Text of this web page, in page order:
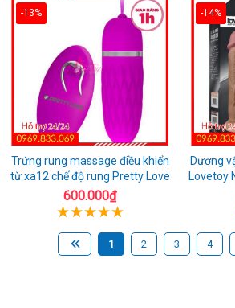
-13%
Trứng rung massage điều khiển
từ xa12 chế độ rung Pretty Love
600.000₫
-14%
Dương
Lovetoy
1 2 3 4